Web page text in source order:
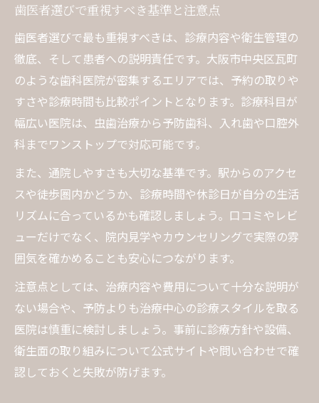
安心感をもたらす一般歯科の特徴
丁寧な説明が信頼につながる理由
歯医者通いが続く理由を徹底解説
定期的な歯医者通いが健康維持に効果的
歯医者が生活習慣改善のきっかけに
歯医者通院を習慣化するコツとポイント
継続的なケアで再発を防ぐ一般歯科の力
予防を重視した歯科医院の選びポイント
歯医者がすすめる予防歯科の大切さ
予防プログラムが充実した歯医者の特徴
定期検診で歯の健康を守るポイント
歯医者と連携したホームケアのすすめ
家族で受けられる予防歯科のメリット
痛みを抑えた治療を望む方におすすめ
歯医者で痛みを和らげる治療法の工夫
歯医者選びで重視すべき基準と注意点
歯医者選びで最も重視すべきは、診療内容や衛生管理の
徹底、そして患者への説明責任です。大阪市中央区瓦町
のような歯科医院が密集するエリアでは、予約の取りや
すさや診療時間も比較ポイントとなります。診療科目が
幅広い医院は、虫歯治療から予防歯科、入れ歯や口腔外
科までワンストップで対応可能です。
また、通院しやすさも大切な基準です。駅からのアクセ
スや徒歩圏内かどうか、診療時間や休診日が自分の生活
リズムに合っているかも確認しましょう。口コミやレビ
ューだけでなく、院内見学やカウンセリングで実際の雰
囲気を確かめることも安心につながります。
注意点としては、治療内容や費用について十分な説明が
ない場合や、予防よりも治療中心の診療スタイルを取る
医院は慎重に検討しましょう。事前に診療方針や設備、
衛生面の取り組みについて公式サイトや問い合わせで確
認しておくと失敗が防げます。